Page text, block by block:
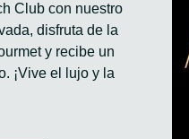
Club con nuestro
disfruta de la
y recibe un
¡Vive el lujo y la